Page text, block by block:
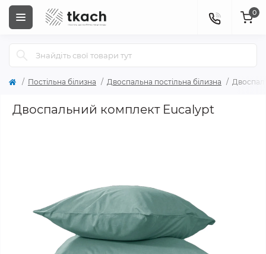
0
Постільна білизна Двоспальна постільна білизна
Двоспальний комплект Eucalypt